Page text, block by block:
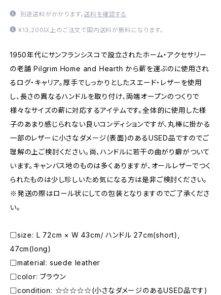
別途送料がかかります。送料を確認する
¥13,200以上のご注文で国内送料が無料になります。
1950年代にサンフランシスコで設立されたホーム・アクセサリー
の老舗 Pilgrim Home and Hearth から薪を運ぶのに使用され
るログ・キャリア。厚手でしっかりとしたスエード・レザーを使用
し、長さの異なるハンドルを取り付け、両端オープンのつくりで
様々なサイズの薪に対応するアイテムです。全体的に使用した様
子のあまり感じられない良いコンディションですが、丸棒に掛かる
一部のレザーに小さなダメージ(表面)のあるUSED品ですのでご
理解の上ご検討ください。尚、ハンドルに若干の曲がり癖がついて
います。キャンバス地のものは多くありますが、オールレザーでつく
られたものは少し珍しいため気になる方は是非ご検討ください。
※発送の際はロール状にしての包装となりますのでご了承くださ
い。
□size: L 72cm × W 43cm/ ハンドル 27cm(short),
47cm(long)
□material: suede leather
□color: ブラウン
□condition: ☆☆☆☆☆(小さなダメージのあるUSED品です)